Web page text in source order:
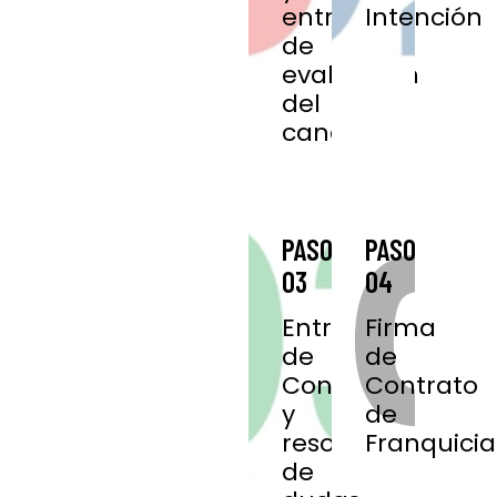
entrevista
de
evaluación
del
candidato.
Intención
PASO
03
Entrega
de
Contrato
y
resolución
de
PASO
04
Firma
de
Contrato
de
Franquicia